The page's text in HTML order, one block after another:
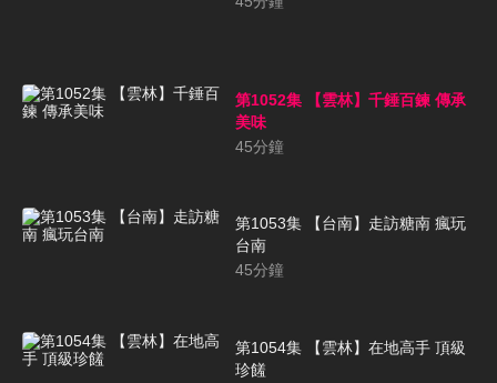
第1052集 【雲林】千錘百鍊 傳承
美味
45分鐘
第1053集 【台南】走訪糖南 瘋玩
台南
45分鐘
第1054集 【雲林】在地高手 頂級
珍饈